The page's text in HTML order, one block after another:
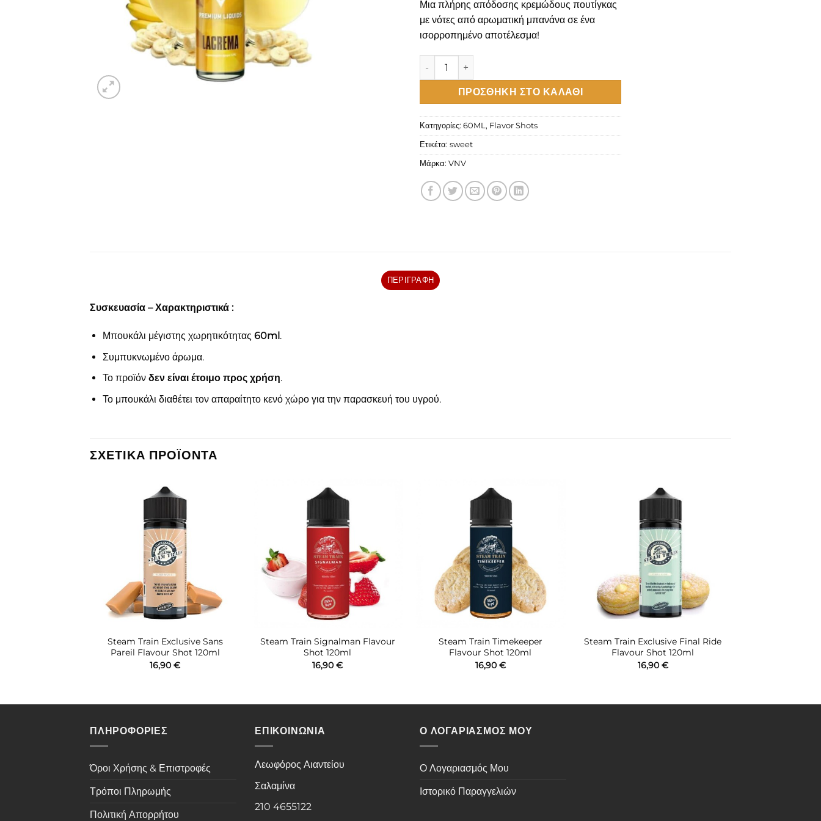
Μια πλήρης απόδοσης κρεμώδους πουτίγκας
με νότες από αρωματική μπανάνα σε ένα
ισορροπημένο αποτέλεσμα!
VNV LaCrema Flavour Shot 60ml ποσότητα
ΠΡΟΣΘΉΚΗ ΣΤΟ ΚΑΛΆΘΙ
Κατηγορίες: 60ML, Flavor Shots
Ετικέτα: sweet
Μάρκα: VNV
ΠΕΡΙΓΡΑΦΉ
Συσκευασία – Χαρακτηριστικά :
Μπουκάλι μέγιστης χωρητικότητας 60ml.
Συμπυκνωμένο άρωμα.
Το προϊόν δεν είναι έτοιμο προς χρήση.
Το μπουκάλι διαθέτει τον απαραίτητο κενό χώρο για την παρασκευή του υγρού.
ΣΧΕΤΙΚΆ ΠΡΟΪΌΝΤΑ
Steam Train Exclusive Sans
Pareil Flavour Shot 120ml
16,90€
Steam Train Signalman Flavour
Shot 120ml
16,90€
Steam Train Timekeeper
Flavour Shot 120ml
16,90€
Steam Train Exclusive Final Ride
Flavour Shot 120ml
16,90€
ΠΛΗΡΟΦΟΡΙΕΣ
Όροι Χρήσης & Επιστροφές
Τρόποι Πληρωμής
Πολιτική Απορρήτου
ΕΠΙΚΟΙΝΩΝΙΑ
Λεωφόρος Αιαντείου
Σαλαμίνα
210 4655122
Ο ΛΟΓΑΡΙΑΣΜΟΣ ΜΟΥ
Ο Λογαριασμός Μου
Ιστορικό Παραγγελιών